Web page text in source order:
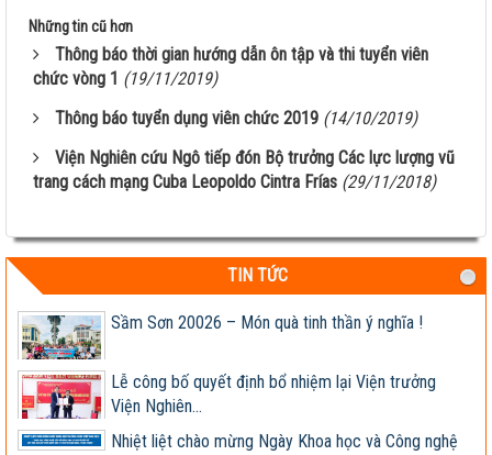
Những tin cũ hơn
Thông báo thời gian hướng dẫn ôn tập và thi tuyển viên
chức vòng 1 (19/11/2019)
Thông báo tuyển dụng viên chức 2019 (14/10/2019)
Viện Nghiên cứu Ngô tiếp đón Bộ trưởng Các lực lượng vũ
trang cách mạng Cuba Leopoldo Cintra Frías (29/11/2018)
TIN TỨC
Giống ngô TM181: Lấy hạt rất tốt, lấy sinh khối
cũng hay!
Khi nào chấm dứt chi hàng tỷ đô nhập khẩu ngô?
HỘI THẢO KHOA HỌC “TỔNG KẾT CÔNG TÁC
NGHIÊN CỨU KHOA HỌC VÀ...
Thông báo tuyển dụng 2022
Sầm Sơn 20026 – Món quà tinh thần ý nghĩa !
Lễ công bố quyết định bổ nhiệm lại Viện trưởng
Viện Nghiên...
Nhiệt liệt chào mừng Ngày Khoa học và Công nghệ